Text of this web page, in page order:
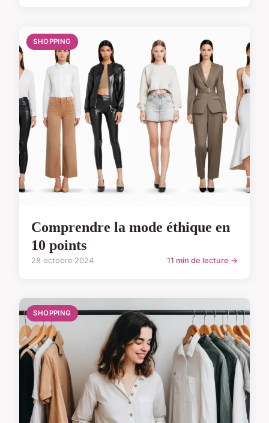
SHOPPING
Comprendre la mode éthique en
10 points
28 octobre 2024 11 min de lecture →
SHOPPING